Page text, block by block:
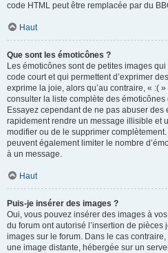
code HTML peut être remplacée par du
Haut
Que sont les émoticônes ?
Les émoticônes sont de petites images
code court et qui permettent d’exprimer
exprime la joie, alors qu’au contraire, « :(
consulter la liste complète des
Essayez cependant de ne pas abuser
rapidement rendre un message illisible et
modifier ou de le supprimer
peuvent également limiter le nombre
à un message.
Haut
Puis-je insérer des images ?
Oui, vous pouvez insérer des images à
du forum ont autorisé l’insertion de
images sur le forum. Dans le cas
une image distante, hébergée sur un